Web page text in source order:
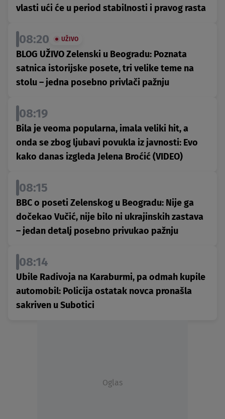
vlasti ući će u period stabilnosti i pravog rasta
08:20 UŽIVO
BLOG UŽIVO Zelenski u Beogradu: Poznata
satnica istorijske posete, tri velike teme na
stolu – jedna posebno privlači pažnju
08:19
Bila je veoma popularna, imala veliki hit, a
onda se zbog ljubavi povukla iz javnosti: Evo
kako danas izgleda Jelena Broćić (VIDEO)
08:15
BBC o poseti Zelenskog u Beogradu: Nije ga
dočekao Vučić, nije bilo ni ukrajinskih zastava
– jedan detalj posebno privukao pažnju
08:14
Ubile Radivoja na Karaburmi, pa odmah kupile
automobil: Policija ostatak novca pronašla
sakriven u Subotici
Oglas